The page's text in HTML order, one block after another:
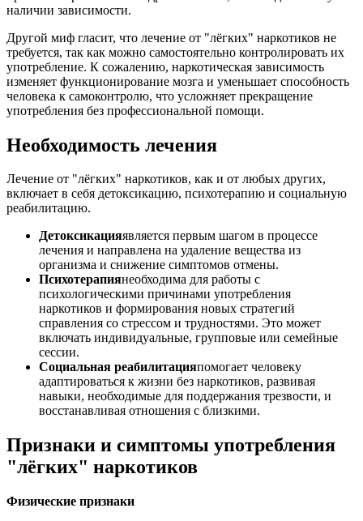
наличии зависимости.
Другой миф гласит, что лечение от "лёгких" наркотиков не
требуется, так как можно самостоятельно контролировать их
употребление. К сожалению, наркотическая зависимость
изменяет функционирование мозга и уменьшает способность
человека к самоконтролю, что усложняет прекращение
употребления без профессиональной помощи.
Необходимость лечения
Лечение от "лёгких" наркотиков, как и от любых других,
включает в себя детоксикацию, психотерапию и социальную
реабилитацию.
Детоксикацияявляется первым шагом в процессе
лечения и направлена на удаление вещества из
организма и снижение симптомов отмены.
Психотерапиянеобходима для работы с
психологическими причинами употребления
наркотиков и формирования новых стратегий
справления со стрессом и трудностями. Это может
включать индивидуальные, групповые или семейные
сессии.
Социальная реабилитацияпомогает человеку
адаптироваться к жизни без наркотиков, развивая
навыки, необходимые для поддержания трезвости, и
восстанавливая отношения с близкими.
Признаки и симптомы употребления
"лёгких" наркотиков
Физические признаки